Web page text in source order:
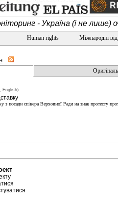
- Україна (і не лише)
Human rights Міжнародні
English)
з посади спікера Верховної Ради на знак протесту